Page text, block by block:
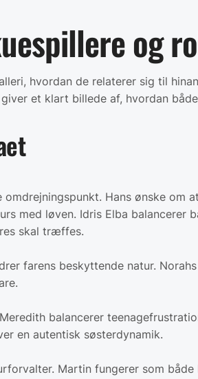
og
hvordan de relaterer sig til
et klart billede af, hvordan
Hans ønske
med løven. Idris Elba balancerer
skal træffes.
farens beskyttende natur.
balancerer
en autentisk søsterdynamik.
Martin fungerer som